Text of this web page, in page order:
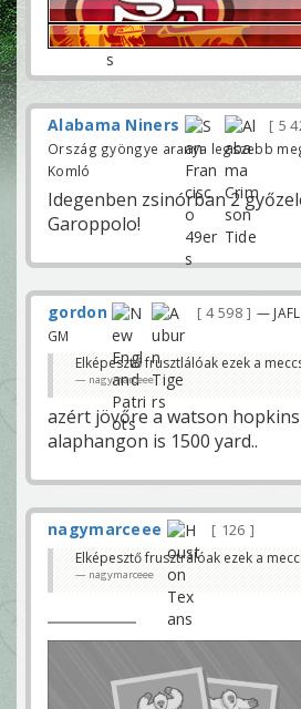
Alabama Niners 5
Ország gyöngye aranya legszebb
Komló
Idegenben zsinórban 2
Garoppolo!
gordon 4 598
—
GM
Elképesztő frusztlálóak ezek a
nagymarceee
azért jövőre a watson
alaphangon is 1500 yard..
nagymarceee
126
Elképesztő frusztrálóak ezek a
nagymarceee